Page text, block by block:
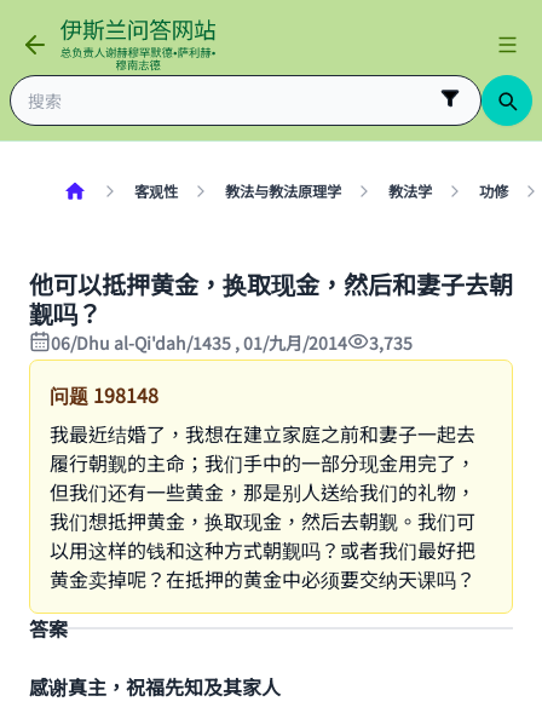
客观性 教法与教法原理学 教法学 功修
他可以抵押黄金，换取现金，然后和妻子去朝
觐吗？
06/Dhu al-Qi'dah/1435 , 01/九月/2014 3,735
问题 198148
我最近结婚了，我想在建立家庭之前和妻子一起去
履行朝觐的主命；我们手中的一部分现金用完了，
但我们还有一些黄金，那是别人送给我们的礼物，
我们想抵押黄金，换取现金，然后去朝觐。我们可
以用这样的钱和这种方式朝觐吗？或者我们最好把
黄金卖掉呢？在抵押的黄金中必须要交纳天课吗？
答案
感谢真主，祝福先知及其家人